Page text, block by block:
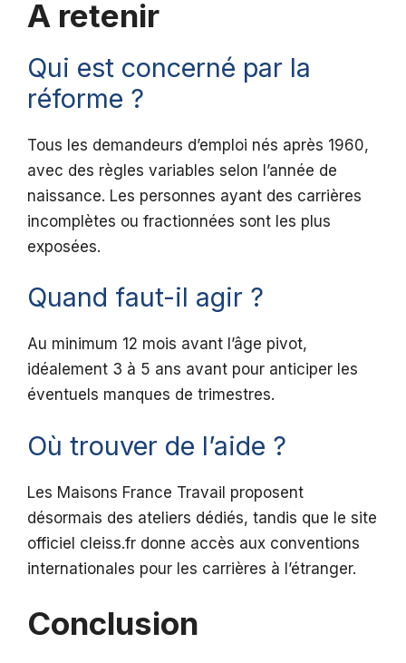
A retenir
Qui est concerné par la
réforme ?
Tous les demandeurs d’emploi nés après 1960,
avec des règles variables selon l’année de
naissance. Les personnes ayant des carrières
incomplètes ou fractionnées sont les plus
exposées.
Quand faut-il agir ?
Au minimum 12 mois avant l’âge pivot,
idéalement 3 à 5 ans avant pour anticiper les
éventuels manques de trimestres.
Où trouver de l’aide ?
Les Maisons France Travail proposent
désormais des ateliers dédiés, tandis que le site
officiel cleiss.fr donne accès aux conventions
internationales pour les carrières à l’étranger.
Conclusion